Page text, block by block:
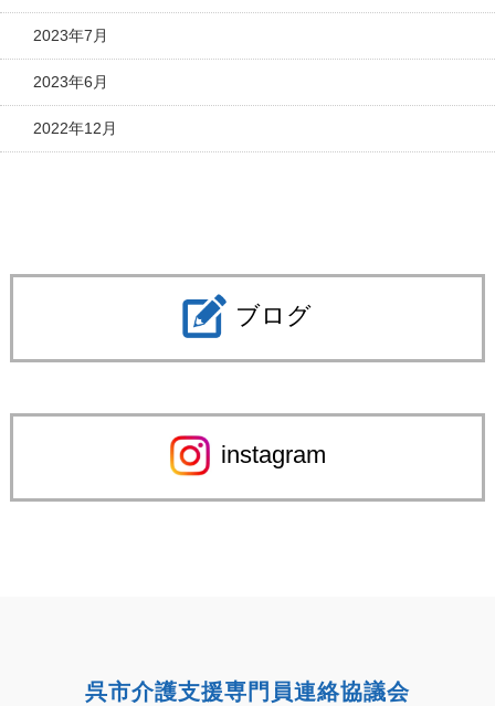
2023年7月
2023年6月
2022年12月
ブログ
instagram
呉市介護支援専門員連絡協議会